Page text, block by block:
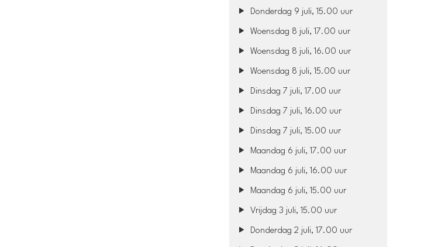
Donderdag 9 juli, 15.00 uur
Woensdag 8 juli, 17.00 uur
Woensdag 8 juli, 16.00 uur
Woensdag 8 juli, 15.00 uur
Dinsdag 7 juli, 17.00 uur
Dinsdag 7 juli, 16.00 uur
Dinsdag 7 juli, 15.00 uur
Maandag 6 juli, 17.00 uur
Maandag 6 juli, 16.00 uur
Maandag 6 juli, 15.00 uur
Vrijdag 3 juli, 15.00 uur
Donderdag 2 juli, 17.00 uur